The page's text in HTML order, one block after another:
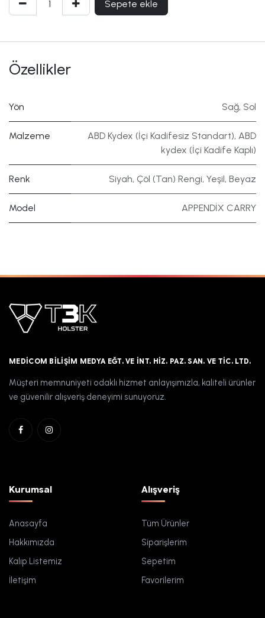
Sepete ekle
Özellikler
Yön Sağ, Sol
Malzeme ABD Kydex (İçi Kadifesiz Standart), ABD
kydex (İçi Kadife Kaplı)
Renk Siyah, Çöl (Tan) Rengi, Yeşil, Beyaz
Model APPENDİX CARRY
MEDICOM BILIŞIM MEDYA EĞT. VE İNT. HIZ. PAZ. SAN. VE TIC. LTD.
Müşteri memnuniyeti odaklı hizmet anlayışımızla, kaliteli ürünler
ve güvenilir alışveriş deneyimi sunuyoruz.
Kurumsal
Anasayfa
Hakkımızda
Kalıp Listemiz
İletişim
Alışveriş
Tüm Ürünler
Siparişlerim
Sepetim
Favorilerim